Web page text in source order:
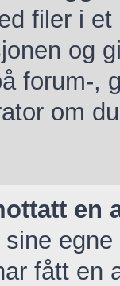
filer i
og
forum-,
om
en
fått en